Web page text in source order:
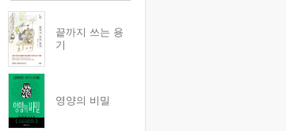
끝까지 쓰는 용
기
영양의 비밀